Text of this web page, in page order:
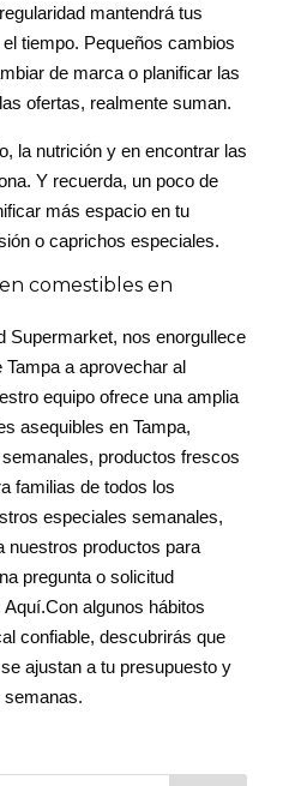
mantendrá tus
tiempo. Pequeños cambios
de marca o planificar las
ofertas, realmente suman.
la nutrición y en encontrar las
Y recuerda, un poco de
más espacio en tu
o caprichos especiales.
comestibles en
Supermarket, nos enorgullece
a aprovechar al
equipo ofrece una amplia
asequibles en Tampa,
productos frescos
familias de todos los
especiales semanales,
nuestros productos para
pregunta o solicitud
Aquí.Con algunos hábitos
confiable, descubrirás que
ajustan a tu presupuesto y
semanas.